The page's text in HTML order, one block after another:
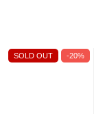
SOLD OUT -20%